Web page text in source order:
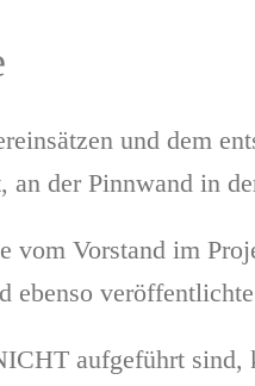
und dem
der Pinnwand in
vom Vorstand im
ebenso
aufgeführt sind,